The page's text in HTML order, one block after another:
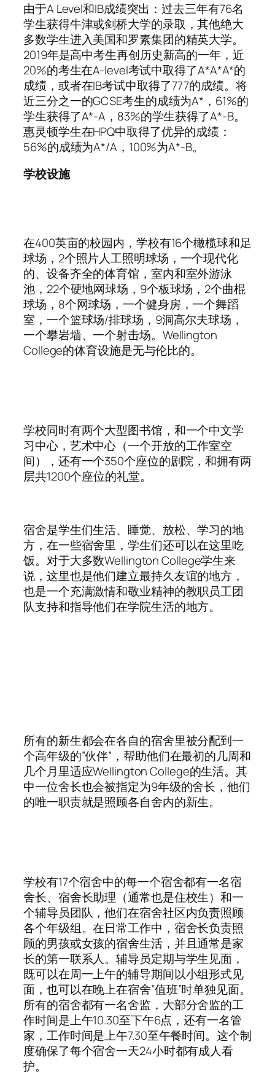
由于A Level和IB成绩突出：过去三年有76名
学生获得牛津或剑桥大学的录取，其他绝大
多数学生进入美国和罗素集团的精英大学。
2019年是高中考生再创历史新高的一年，近
20%的考生在A-level考试中取得了A*A*A*的
成绩，或者在IB考试中取得了777的成绩。将
近三分之一的GCSE考生的成绩为A*，61%的
学生获得了A*-A，83%的学生获得了A*-B。
惠灵顿学生在HPQ中取得了优异的成绩：
56%的成绩为A*/A，100%为A*-B。
学校设施
在400英亩的校园内，学校有16个橄榄球和足
球场，2个照片人工照明球场，一个现代化
的、设备齐全的体育馆，室内和室外游泳
池，22个硬地网球场，9个板球场，2个曲棍
球场，8个网球场，一个健身房，一个舞蹈
室，一个篮球场/排球场，9洞高尔夫球场，
一个攀岩墙、一个射击场。​Wellington
College的体育设施是无与伦比的。
学校同时有两个大型图书馆，和一个中文学
习中心，艺术中心（一个开放的工作室空
间），还有一个350个座位的剧院，和拥有两
层共1200个座位的礼堂。
宿舍是学生们生活、睡觉、放松、学习的地
方，在一些宿舍里，学生们还可以在这里吃
饭。对于大多数Wellington College学生来
说，这里也是他们建立最持久友谊的地方，
也是一个充满激情和敬业精神的教职员工团
队支持和指导他们在学院生活的地方。
所有的新生都会在各自的宿舍里被分配到一
个高年级的”伙伴”，帮助他们在最初的几周和
几个月里适应Wellington College的生活。其
中一位舍长也会被指定为9年级的舍长，他们
的唯一职责就是照顾各自舍内的新生。
学校有17个宿舍中的每一个宿舍都有一名宿
舍长、宿舍长助理（通常也是住校生）和一
个辅导员团队，他们在宿舍社区内负责照顾
各个年级组。在日常工作中，宿舍长负责照
顾的男孩或女孩的宿舍生活，并且通常是家
长的第一联系人。辅导员定期与学生见面，
既可以在周一上午的辅导期间以小组形式见
面，也可以在晚上在宿舍”值班”时单独见面。
所有的宿舍都有一名舍监，大部分舍监的工
作时间是上午10.30至下午6点，还有一名管
家，工作时间是上午7.30至午餐时间。这个制
度确保了每个宿舍一天24小时都有成人看
护。